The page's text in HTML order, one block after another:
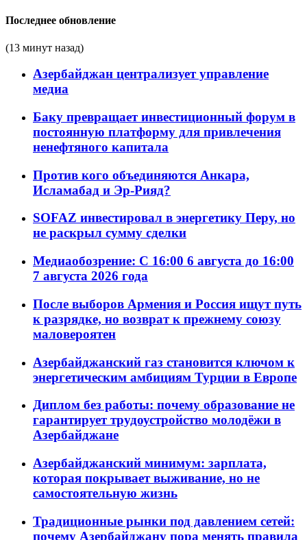
Последнее обновление
(13 минут назад)
Азербайджан централизует управление
медиа
Баку превращает инвестиционный форум в
постоянную платформу для привлечения
ненефтяного капитала
Против кого объединяются Анкара,
Исламабад и Эр-Рияд?
SOFAZ инвестировал в энергетику Перу, но
не раскрыл сумму сделки
Медиаобозрение: С 16:00 6 августа до 16:00
7 августа 2026 года
После выборов Армения и Россия ищут путь
к разрядке, но возврат к прежнему союзу
маловероятен
Азербайджанский газ становится ключом к
энергетическим амбициям Турции в Европе
Диплом без работы: почему образование не
гарантирует трудоустройство молодёжи в
Азербайджане
Азербайджанский минимум: зарплата,
которая покрывает выживание, но не
самостоятельную жизнь
Традиционные рынки под давлением сетей:
почему Азербайджану пора менять правила